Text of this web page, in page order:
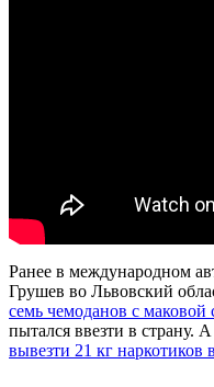
Ранее в международном
Грушев во Львовский
семь чемоданов с маковой
пытался ввезти в страну.
вывезти 21 кг наркотиков